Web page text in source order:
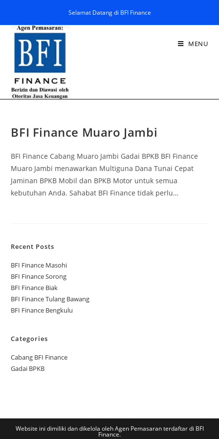
Selamat Datang di BFI Finance
MENU
BFI Finance Muaro Jambi
BFI Finance Cabang Muaro Jambi Gadai BPKB BFI Finance
Muaro Jambi menawarkan Multiguna Dana Tunai Cepat
Jaminan BPKB Mobil dan BPKB Motor untuk semua
kebutuhan Anda. Sahabat BFI Finance tidak perlu…
Recent Posts
BFI Finance Masohi
BFI Finance Sorong
BFI Finance Biak
BFI Finance Tulang Bawang
BFI Finance Bengkulu
Categories
Cabang BFI Finance
Gadai BPKB
Website ini dimiliki dan dikelola oleh Agen Pemasaran terdaftar di BFI
Finance.